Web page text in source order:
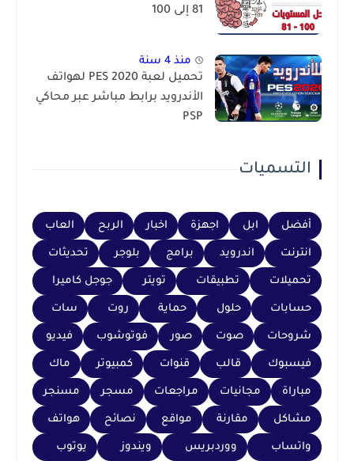
81 إلى 100
منذ 4 سنة
تحميل لعبة PES 2020 لهواتف
الأندرويد برابط مباشر عبر محاكي
PSP
التسميات
أفضل ابل اجهزة اخبار الربح العاب
انترنت اندرويد برامج بلوجر تحديثات
تحميلات تطبيقات تويتر جوجل كاميرا
حسابات حلول حماية روت سات
شروحات صوت صور فوتوشوب فيديو
فيسبوك قالب قنوات كمبيوتر ماك
مباراة مجانيات مراجعات مسجر مسنجر
مشاكل مقارنة مواقع نصائح هواتف
واتساب ووردبريس ويندوز يوتوب